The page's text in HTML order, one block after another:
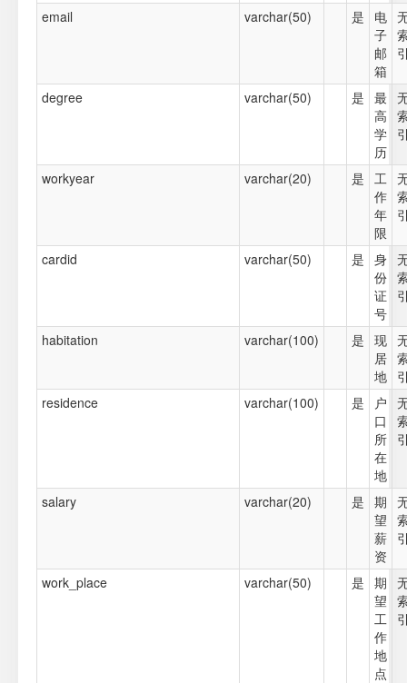
email varchar(50) 是
电
子
邮
箱
degree varchar(50) 是 最
高
学
历
workyear varchar(20) 是 工
作
年
限
cardid varchar(50) 是 身
份
证
号
habitation varchar(100) 是 现
居
地
residence
varchar(100) 是
户
口
所
在
地
salary varchar(20) 是 期
望
薪
资
work_place varchar(50) 是 期
望
工
作
地
点